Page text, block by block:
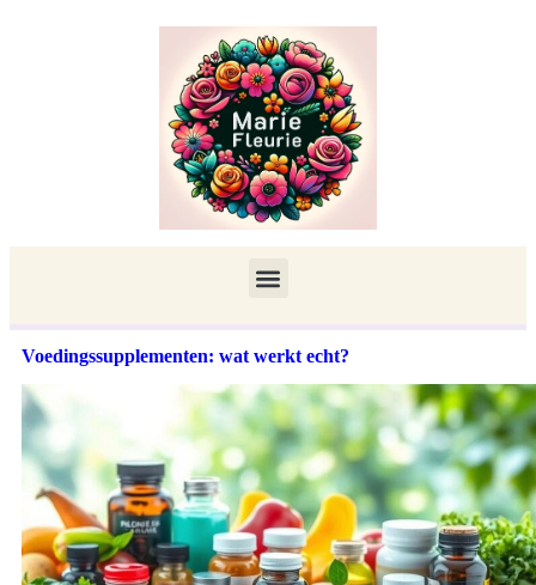
Voedingssupplementen: wat werkt echt?